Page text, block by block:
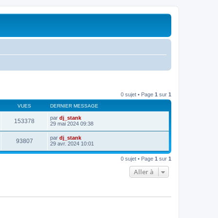
0 sujet • Page 1 sur 1
VUES DERNIER MESSAGE
153378 par dj_stank
29 mai 2024 09:38
93807 par dj_stank
29 avr. 2024 10:01
0 sujet • Page 1 sur 1
Aller à